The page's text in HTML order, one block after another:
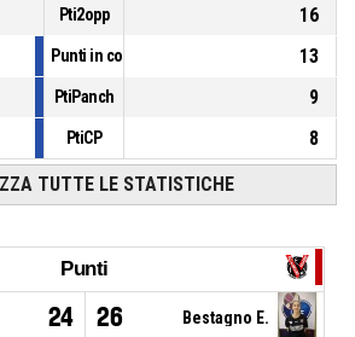
Pti2opp
16
Punti in contropiede
13
PtiPanch
9
PtiCP 8
TUTTE LE STATISTICHE
Punti
24 26 Bestagno E.